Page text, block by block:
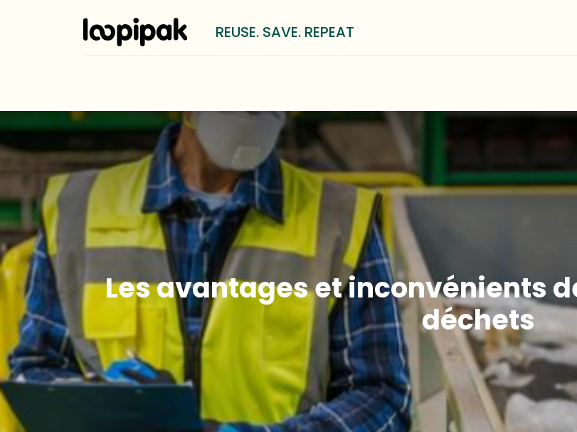
REUSE. SAVE. REPEAT
Les avantages et inconvénients
déchets